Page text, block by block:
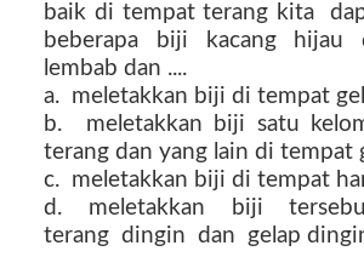
baik di tempat terang kita
beberapa biji kacang hijau
lembab dan ....
a. meletakkan biji di tempat
b. meletakkan biji satu
terang dan yang lain di tempat
c. meletakkan biji di tempat
d. meletakkan biji
terang dingin dan gelap